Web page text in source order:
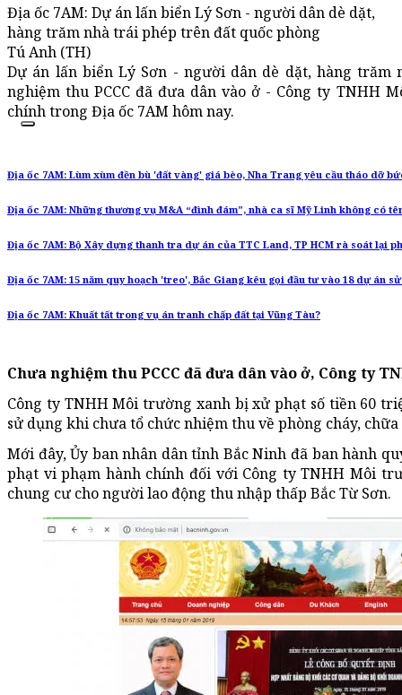
Địa ốc 7AM: Dự án lấn biển Lý Sơn - người dân dè dặt,
hàng trăm nhà trái phép trên đất quốc phòng
Tú Anh (TH)
Dự án lấn biển Lý Sơn - người dân dè dặt, hàng trăm
nghiệm thu PCCC đã đưa dân vào ở - Công ty TNHH
chính trong Địa ốc 7AM hôm nay.
Địa ốc 7AM: Lùm xùm đền bù 'đất vàng' giá bèo, Nha Trang yêu cầu tháo dỡ
Địa ốc 7AM: Những thương vụ M&A “đình đám”, nhà ca sĩ Mỹ Linh không có
Địa ốc 7AM: Bộ Xây dựng thanh tra dự án của TTC Land, TP HCM rà soát lại
Địa ốc 7AM: 15 năm quy hoạch 'treo', Bắc Giang kêu gọi đầu tư vào 18 dự án sử
Địa ốc 7AM: Khuất tất trong vụ án tranh chấp đất tại Vũng Tàu?
Chưa nghiệm thu PCCC đã đưa dân vào ở, Công ty
Công ty TNHH Môi trường xanh bị xử phạt số tiền 60
sử dụng khi chưa tổ chức nhiệm thu về phòng cháy, chữa
Mới đây, Ủy ban nhân dân tỉnh Bắc Ninh đã ban hành
phạt vi phạm hành chính đối với Công ty TNHH Môi
chung cư cho người lao động thu nhập thấp Bắc Từ Sơn.